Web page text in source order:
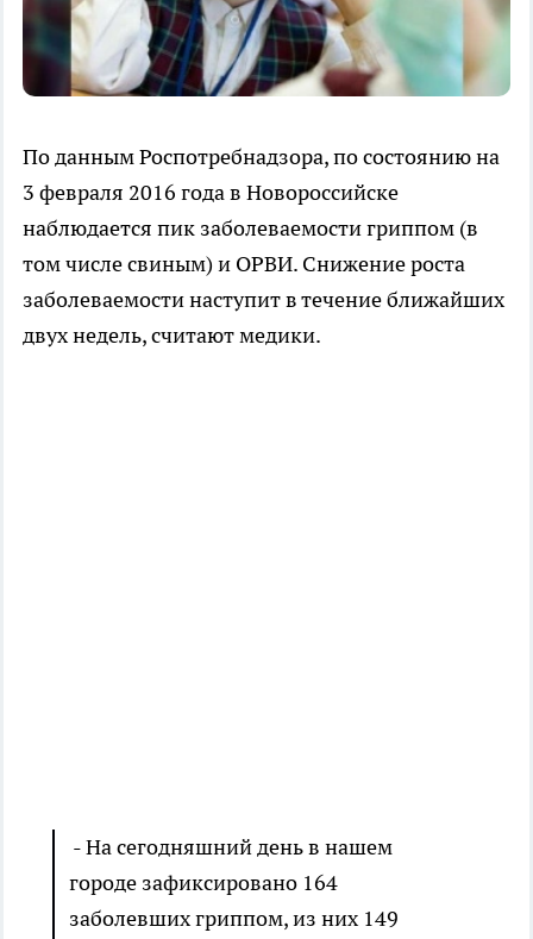
По данным Роспотребнадзора, по состоянию на
3 февраля 2016 года в Новороссийске
наблюдается пик заболеваемости гриппом (в
том числе свиным) и ОРВИ. Снижение роста
заболеваемости наступит в течение ближайших
двух недель, считают медики.
- На сегодняшний день в нашем
городе зафиксировано 164
заболевших гриппом, из них 149